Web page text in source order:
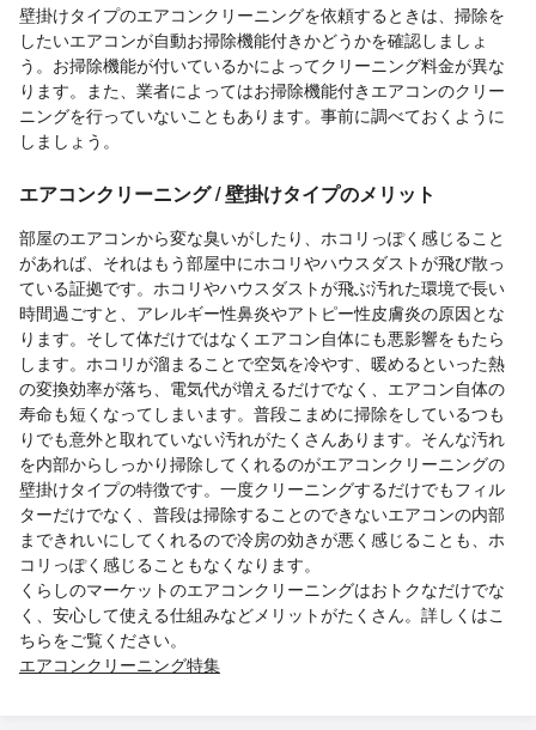
壁掛けタイプのエアコンクリーニングを依頼するときは、掃除を
したいエアコンが自動お掃除機能付きかどうかを確認しましょ
う。お掃除機能が付いているかによってクリーニング料金が異な
ります。また、業者によってはお掃除機能付きエアコンのクリー
ニングを行っていないこともあります。事前に調べておくように
しましょう。
エアコンクリーニング / 壁掛けタイプのメリット
部屋のエアコンから変な臭いがしたり、ホコリっぽく感じること
があれば、それはもう部屋中にホコリやハウスダストが飛び散っ
ている証拠です。ホコリやハウスダストが飛ぶ汚れた環境で長い
時間過ごすと、アレルギー性鼻炎やアトピー性皮膚炎の原因とな
ります。そして体だけではなくエアコン自体にも悪影響をもたら
します。ホコリが溜まることで空気を冷やす、暖めるといった熱
の変換効率が落ち、電気代が増えるだけでなく、エアコン自体の
寿命も短くなってしまいます。普段こまめに掃除をしているつも
りでも意外と取れていない汚れがたくさんあります。そんな汚れ
を内部からしっかり掃除してくれるのがエアコンクリーニングの
壁掛けタイプの特徴です。一度クリーニングするだけでもフィル
ターだけでなく、普段は掃除することのできないエアコンの内部
まできれいにしてくれるので冷房の効きが悪く感じることも、ホ
コリっぽく感じることもなくなります。
くらしのマーケットのエアコンクリーニングはおトクなだけでな
く、安心して使える仕組みなどメリットがたくさん。詳しくはこ
ちらをご覧ください。
エアコンクリーニング特集